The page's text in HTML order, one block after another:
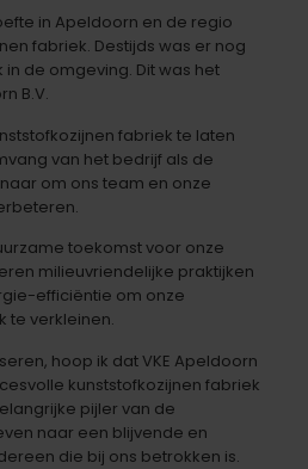
in Apeldoorn en de regio
fabriek. Destijds was er nog
de omgeving. Dit was het
B.V.
fabriek te laten
van het bedrijf als de
om ons team en onze
toekomst voor onze
milieuvriendelijke praktijken
efficiëntie om onze
te verkleinen.
hoop ik dat VKE Apeldoorn
kunststofkozijnen fabriek
pijler van de
naar een blijvende en
die bij ons betrokken is.